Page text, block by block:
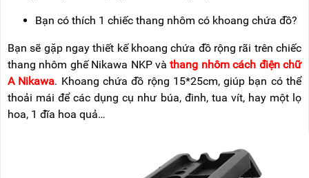
Bạn có thích 1 chiếc thang nhôm có khoang chứa đồ?
Bạn sẽ gặp ngay thiết kế khoang chứa đồ rộng rãi trên chiếc
thang nhôm ghế Nikawa NKP vàthang nhôm cách điện chữ
A Nikawa. Khoang chứa đồ rộng 15*25cm, giúp bạn có thể
thoải mái để các dụng cụ như búa, đinh, tua vít, hay một lọ
hoa, 1 đĩa hoa quả…